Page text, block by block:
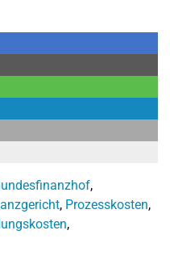
,
, Prozesskosten,
,